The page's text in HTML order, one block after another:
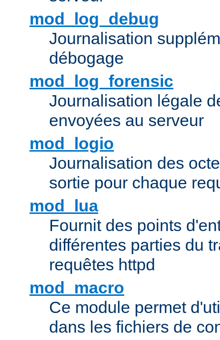
mod_log_debug
Journalisation
débogage
mod_log_forensic
Journalisation légale
envoyées au serveur
mod_logio
Journalisation des
sortie pour chaque
mod_lua
Fournit des points
différentes parties du
requêtes httpd
mod_macro
Ce module permet
dans les fichiers de